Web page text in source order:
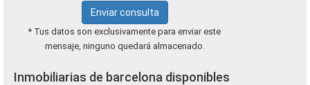
Enviar consulta
* Tus datos son exclusivamente para enviar este
mensaje, ninguno quedará almacenado.
Inmobiliarias de barcelona disponibles